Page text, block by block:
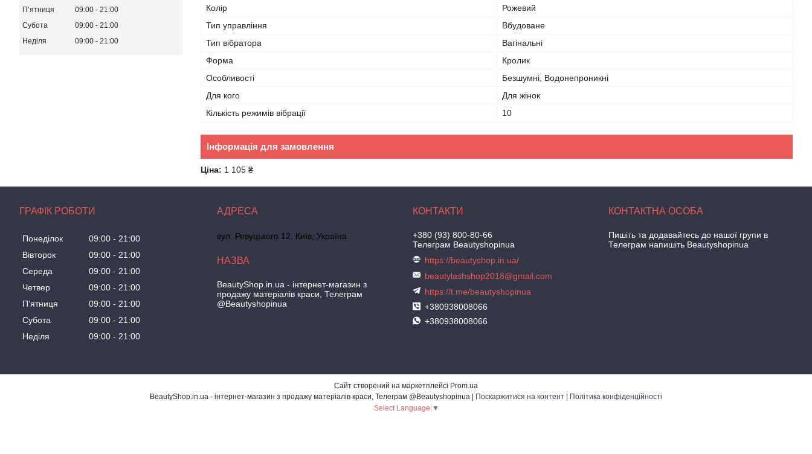
Колір
Рожевий
Тип управління
Вбудоване
Тип вібратора
Вагінальні
Форма
Кролик
Особливості
Безшумні, Водонепроникні
Для кого
Для жінок
Кількість режимів вібрації
10
Інформація для замовлення
Ціна: 1 105 ₴
Пʼятниця
09:00
21:00
Субота
09:00
21:00
Неділя
09:00 21:00
ГРАФІК РОБОТИ
Понеділок 09:00
21:00
Вівторок
09:00
21:00
Середа
09:00
21:00
Четвер
09:00
21:00
Пʼятниця
09:00
21:00
Субота
09:00
21:00
Неділя
09:00 21:00
вул. Ревуцького 12, Київ, Україна
BeautyShop.in.ua - інтернет-магазин з
продажу матеріалів краси, Телеграм
@Beautyshopinua
+380 (93) 800-80-66
Телеграм Beautyshopinua
https://beautyshop.in.ua/
beautylashshop2018@gmail.com
https://t.me/beautyshopinua
+380938008066
+380938008066
Пишіть та додавайтесь до нашої групи в
Телеграм напишіть Beautyshopinua
Сайт створений на маркетплейсі Prom.ua
Поскаржитися на контент
Політика конфіденційності
Select Language ▼